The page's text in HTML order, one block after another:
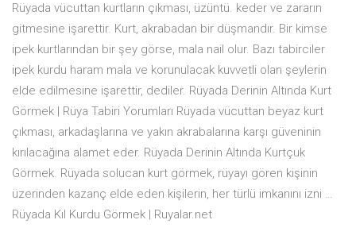
Rüyada vücuttan kurtların çıkması, üzüntü. keder ve zararın
gitmesine işarettir. Kurt, akrabadan bir düşmandır. Bir kimse
ipek kurtlarından bir şey görse, mala nail olur. Bazı tabirciler
ipek kurdu haram mala ve korunulacak kuvvetli olan şeylerin
elde edilmesine işarettir, dediler. Rüyada Derinin Altında Kurt
Görmek | Rüya Tabiri Yorumları Rüyada vücuttan beyaz kurt
çıkması, arkadaşlarına ve yakın akrabalarına karşı güveninin
kırılacağına alamet eder. Rüyada Derinin Altında Kurtçuk
Görmek. Rüyada solucan kurt görmek, rüyayı gören kişinin
üzerinden kazanç elde eden kişilerin, her türlü imkanını izni …
Rüyada Kıl Kurdu Görmek | Ruyalar.net